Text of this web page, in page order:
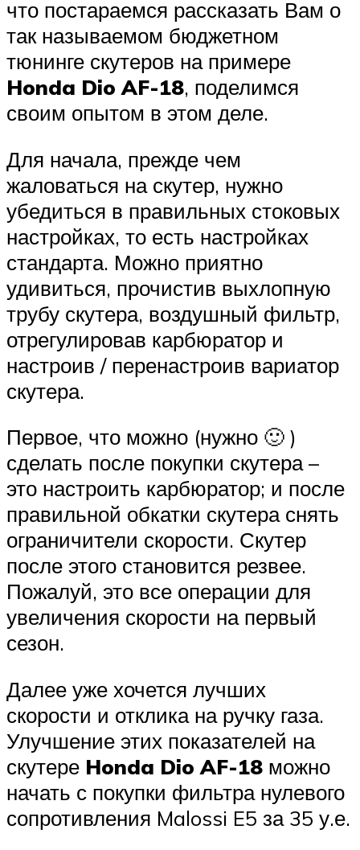
что постараемся рассказать Вам о
так называемом бюджетном
тюнинге скутеров на примере
Honda Dio AF-18, поделимся
своим опытом в этом деле.
Для начала, прежде чем
жаловаться на скутер, нужно
убедиться в правильных стоковых
настройках, то есть настройках
стандарта. Можно приятно
удивиться, прочистив выхлопную
трубу скутера, воздушный фильтр,
отрегулировав карбюратор и
настроив / перенастроив вариатор
скутера.
Первое, что можно (нужно 🙂 )
сделать после покупки скутера –
это настроить карбюратор; и после
правильной обкатки скутера снять
ограничители скорости. Скутер
после этого становится резвее.
Пожалуй, это все операции для
увеличения скорости на первый
сезон.
Далее уже хочется лучших
скорости и отклика на ручку газа.
Улучшение этих показателей на
скутере Honda Dio AF-18 можно
начать с покупки фильтра нулевого
сопротивления Malossi E5 за 35 у.е.